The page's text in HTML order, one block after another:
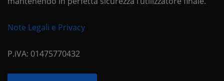
Note Legali e Privacy
P.iVA: 01475770432